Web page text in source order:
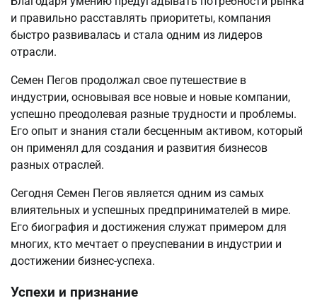
и правильно расставлять приоритеты, компания
быстро развивалась и стала одним из лидеров
отрасли.
Семен Пегов продолжал свое путешествие в
индустрии, основывая все новые и новые компании,
успешно преодолевая разные трудности и проблемы.
Его опыт и знания стали бесценным активом, который
он применял для создания и развития бизнесов
разных отраслей.
Сегодня Семен Пегов является одним из самых
влиятельных и успешных предпринимателей в мире.
Его биография и достижения служат примером для
многих, кто мечтает о преуспевании в индустрии и
достижении бизнес-успеха.
Успехи и признание